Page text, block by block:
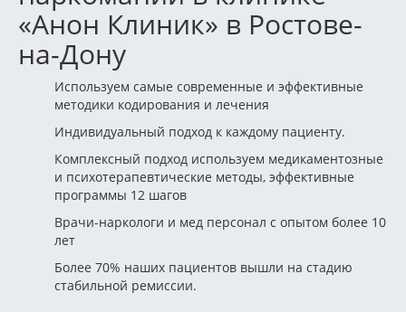
«Анон Клиник» в Ростове-
на-Дону
Используем самые современные и эффективные
методики кодирования и лечения
Индивидуальный подход к каждому пациенту.
Комплексный подход используем медикаментозные
и психотерапевтические методы, эффективные
программы 12 шагов
Врачи-наркологи и мед персонал с опытом более 10
лет
Более 70% наших пациентов вышли на стадию
стабильной ремиссии.